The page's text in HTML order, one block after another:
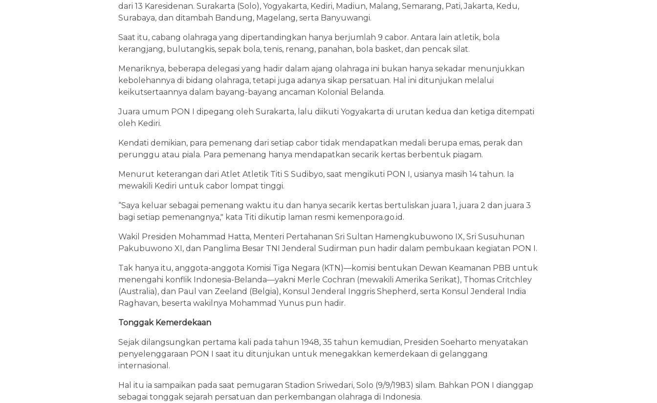
dari 13 Karesidenan. Surakarta (Solo), Yogyakarta, Kediri, Madiun, Malang, Semarang, Pati, Jakarta, Kedu,
Surabaya, dan ditambah Bandung, Magelang, serta Banyuwangi.
Saat itu, cabang olahraga yang dipertandingkan hanya berjumlah 9 cabor. Antara lain atletik, bola
kerangjang, bulutangkis, sepak bola, tenis, renang, panahan, bola basket, dan pencak silat.
Menariknya, beberapa delegasi yang hadir dalam ajang olahraga ini bukan hanya sekadar menunjukkan
kebolehannya di bidang olahraga, tetapi juga adanya sikap persatuan. Hal ini ditunjukan melalui
keikutsertaannya dalam bayang-bayang ancaman Kolonial Belanda.
Juara umum PON I dipegang oleh Surakarta, lalu diikuti Yogyakarta di urutan kedua dan ketiga ditempati
oleh Kediri.
Kendati demikian, para pemenang dari setiap cabor tidak mendapatkan medali berupa emas, perak dan
perunggu atau piala. Para pemenang hanya mendapatkan secarik kertas berbentuk piagam.
Menurut keterangan dari Atlet Atletik Titi S Sudibyo, saat mengikuti PON I, usianya masih 14 tahun. Ia
mewakili Kediri untuk cabor lompat tinggi.
“Saya keluar sebagai pemenang waktu itu dan hanya secarik kertas bertuliskan juara 1, juara 2 dan juara 3
bagi setiap pemenangnya," kata Titi dikutip laman resmi kemenpora.go.id.
Wakil Presiden Mohammad Hatta, Menteri Pertahanan Sri Sultan Hamengkubuwono IX, Sri Susuhunan
Pakubuwono XI, dan Panglima Besar TNI Jenderal Sudirman pun hadir dalam pembukaan kegiatan PON I.
Tak hanya itu, anggota-anggota Komisi Tiga Negara (KTN)—komisi bentukan Dewan Keamanan PBB untuk
menengahi konflik Indonesia-Belanda—yakni Merle Cochran (mewakili Amerika Serikat), Thomas Critchley
(Australia), dan Paul van Zeeland (Belgia), Konsul Jenderal Inggris Shepherd, serta Konsul Jenderal India
Raghavan, beserta wakilnya Mohammad Yunus pun hadir.
Tonggak Kemerdekaan
Sejak dilangsungkan pertama kali pada tahun 1948, 35 tahun kemudian, Presiden Soeharto menyatakan
penyelenggaraan PON I saat itu ditunjukan untuk menegakkan kemerdekaan di gelanggang
internasional.
Hal itu ia sampaikan pada saat pemugaran Stadion Sriwedari, Solo (9/9/1983) silam. Bahkan PON I dianggap
sebagai tonggak sejarah persatuan dan perkembangan olahraga di Indonesia.